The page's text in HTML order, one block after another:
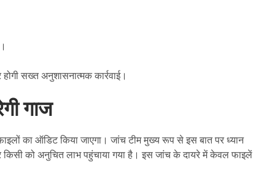
सख्त अनुशासनात्मक कार्रवाई।
गाज
का ऑडिट किया जाएगा। जांच टीम मुख्य रूप से इस बात पर ध्यान
किसी को अनुचित लाभ पहुंचाया गया है। इस जांच के दायरे में केवल फाइलें